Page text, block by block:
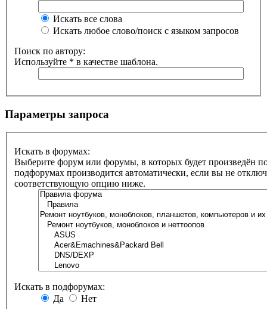
Искать все слова
Искать любое слово/поиск с языком запросов
Поиск по автору:
Используйте * в качестве шаблона.
Параметры запроса
Искать в форумах:
Выберите форум или форумы, в которых будет произведён
подфорумах производится автоматически, если вы не
соответствующую опцию ниже.
Искать в подфорумах:
Да
Нет